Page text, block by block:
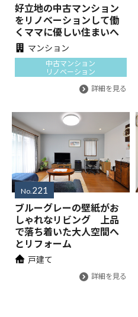
好立地の中古マンション
をリノベーションして働
くママに優しい住まいへ
マンション
中古マンション
リノベーション
詳細を見る
No. 221
ブルーグレーの壁紙がお
しゃれなリビング 上品
で落ち着いた大人空間へ
とリフォーム
戸建て
詳細を見る